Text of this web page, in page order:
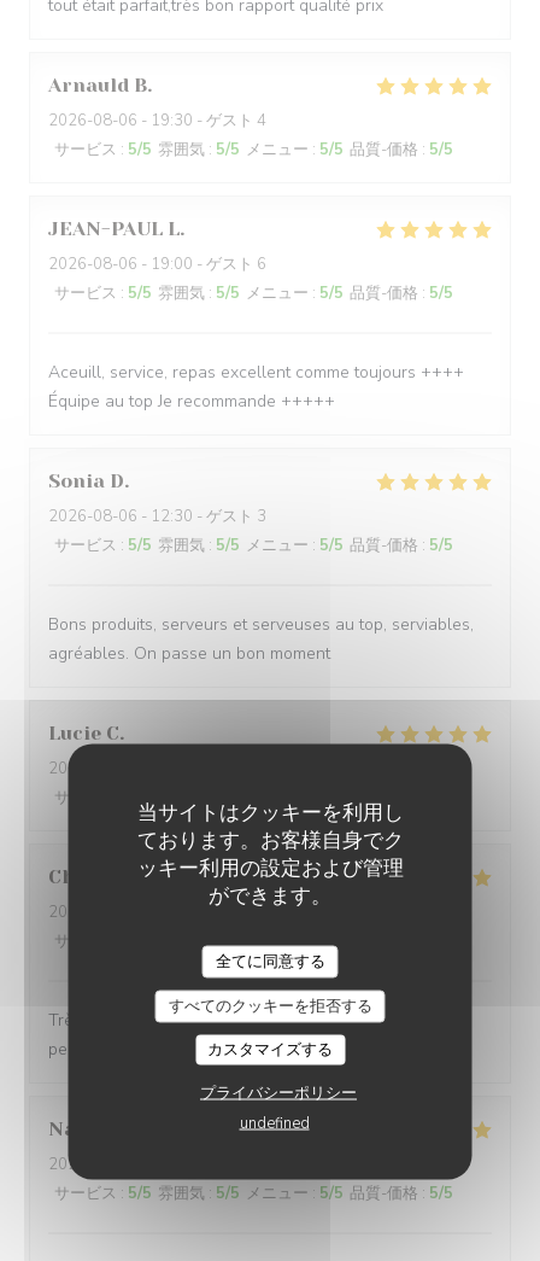
当サイトはクッキーを利用し
ております。お客様自身でク
ッキー利用の設定および管理
ができます。
全てに同意する
すべてのクッキーを拒否する
カスタマイズする
プライバシーポリシー
undefined
tout était parfait,très bon rapport qualité prix
Arnauld B
2026-08-06 - 19:30 - ゲスト 4
サービス : 5/5 雰囲気 : 5/5 メニュー : 5/5 品質-価格 : 5/5
JEAN-PAUL L
2026-08-06 - 19:00 - ゲスト 6
サービス : 5/5 雰囲気 : 5/5 メニュー : 5/5 品質-価格 : 5/5
Aceuill, service, repas excellent comme toujours ++++
Équipe au top Je recommande +++++
Sonia D
2026-08-06 - 12:30 - ゲスト 3
サービス : 5/5 雰囲気 : 5/5 メニュー : 5/5 品質-価格 : 5/5
Bons produits, serveurs et serveuses au top, serviables,
agréables. On passe un bon moment
Lucie C
2026-08-05
サービス
/5 品質-価格
Christine D
2026-07-25
- 13:00 - ゲスト 12
サービス
雰囲気:5/5 メニュー:5/5
Très belle carte avec du choix Service nickel, le
personnel est très accueillant et serviable
Nathalie
2026-08-02
サービス : 5/5 雰囲気 : 5/5 メニュー : 5/5 品質-価格 : 5/5
LES TERRASSES DU PORT